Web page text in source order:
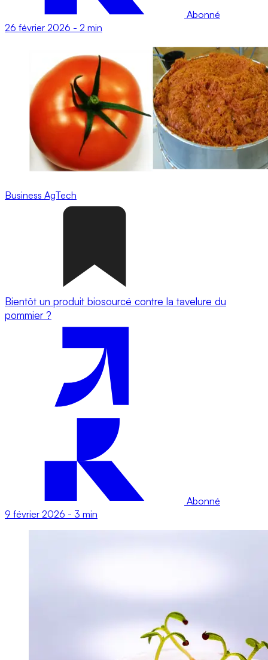
Abonné
26 février 2026 - 2 min
Business AgTech
Bientôt un produit biosourcé contre la tavelure du
pommier ?
Abonné
9 février 2026 - 3 min